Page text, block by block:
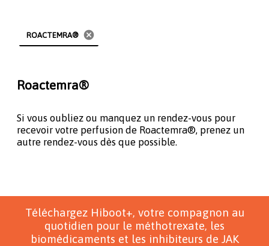
ROACTEMRA® cancel
Roactemra®
Si vous oubliez ou manquez un rendez-vous pour
recevoir votre perfusion de Roactemra®, prenez un
autre rendez-vous dès que possible.
Téléchargez Hiboot+, votre compagnon au
quotidien pour le méthotrexate, les
biomédicaments et les inhibiteurs de JAK